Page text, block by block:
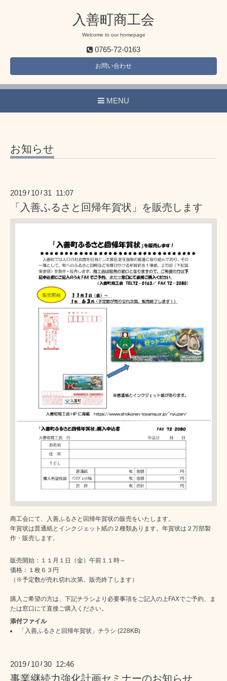
入善町商工会
Welcome to our homepage
0765-72-0163
お問い合わせ
MENU
お知らせ
2019 / 10 /31 11:07
「入善ふるさと回帰年賀状」を販売します
商工会にて、入善ふるさと回帰年賀状の販売をいたします。
年賀状は普通紙とインクジェット紙の２種類あります。年賀状は２万部製
作・販売します。
販売開始：１１月１日（金）午前１１時～
価格：１枚６３円
（※予定数が売れ切れ次第、販売終了します）
購入ご希望の方は、下記チラシより必要事項をご記入の上FAXでご予約、ま
たは窓口にて直接ご購入ください。
添付ファイル
「入善ふるさと回帰年賀状」チラシ (228KB)
2019 / 10 /30 12:46
事業継続力強化計画セミナーのお知らせ